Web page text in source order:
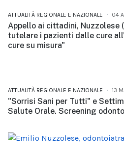
ATTUALITÀ REGIONALE E NAZIONALE 04
Appello ai cittadini, Nuzzolese
tutelare i pazienti dalle cure
cure su misura"
ATTUALITÀ REGIONALE E NAZIONALE 13
"Sorrisi Sani per Tutti" e
Salute Orale. Screening